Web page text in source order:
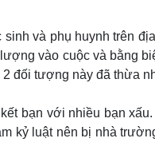
và phụ huynh trên
vào cuộc và bằng
đối tượng này đã thừa
bạn với nhiều bạn
kỷ luật nên bị nhà